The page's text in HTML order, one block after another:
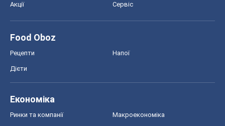
Акції Сервіс
Food Oboz
Рецепти Напої
Дієти
Економіка
Ринки та компанії Макроекономіка